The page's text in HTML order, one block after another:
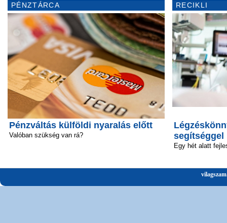
PÉNZTÁRCA
Pénzváltás külföldi nyaralás előtt
Valóban szükség van rá?
RECIKLI
segítséggel
Egy hét alatt